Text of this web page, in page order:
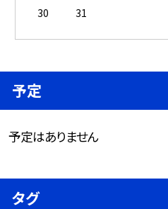
30
31
予定
予定はありません
タグ